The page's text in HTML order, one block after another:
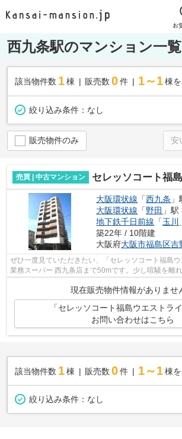
お
西九条駅のマンション一覧
該当物件数 1棟 販売数 0 件 1～1 棟
絞り込み条件： なし
販売物件のみ
売買 | 中古マンション セレッソコート福島ウ
大阪環状線 「西九条
大阪環状線 「野田 」
地下鉄千日前線 「玉川
築22年 / 10階建
大阪府大阪市福島区吉
ぜひ一度見ていただきたい、「セレッソコート福島ウ
業務スーパー 西九条店まで50mです。少し喧騒を離
現在販売物件情報がありませ
「セレッソコート福島ウエストラ
お問い合わせはこちら
該当物件数 1棟 販売数 0 件 1～1 棟
絞り込み条件： なし